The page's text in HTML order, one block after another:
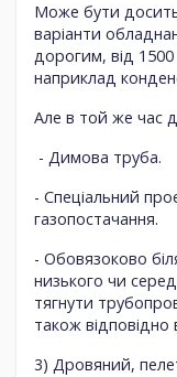
Може бути досить
варіанти
дорогим, від
наприклад
Але в той же час
- Димова труба.
- Спеціальний
газопостачання.
- Обовязоково
низького чи
тягнути
також відповідно
3) Дровяний,